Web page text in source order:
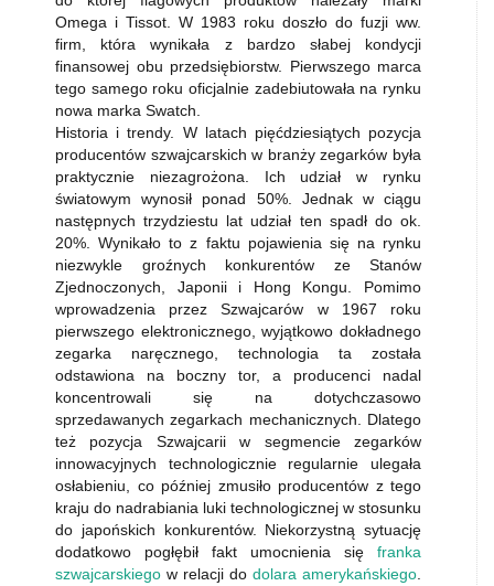
Omega i Tissot. W 1983 roku doszło do fuzji ww.
firm, która wynikała z bardzo słabej kondycji
finansowej obu przedsiębiorstw. Pierwszego marca
tego samego roku oficjalnie zadebiutowała na rynku
nowa marka Swatch.
Historia i trendy. W latach pięćdziesiątych pozycja
producentów szwajcarskich w branży zegarków była
praktycznie niezagrożona. Ich udział w rynku
światowym wynosił ponad 50%. Jednak w ciągu
następnych trzydziestu lat udział ten spadł do ok.
20%. Wynikało to z faktu pojawienia się na rynku
niezwykle groźnych konkurentów ze Stanów
Zjednoczonych, Japonii i Hong Kongu. Pomimo
wprowadzenia przez Szwajcarów w 1967 roku
pierwszego elektronicznego, wyjątkowo dokładnego
zegarka naręcznego, technologia ta została
odstawiona na boczny tor, a producenci nadal
koncentrowali się na dotychczasowo
sprzedawanych zegarkach mechanicznych. Dlatego
też pozycja Szwajcarii w segmencie zegarków
innowacyjnych technologicznie regularnie ulegała
osłabieniu, co później zmusiło producentów z tego
kraju do nadrabiania luki technologicznej w stosunku
do japońskich konkurentów. Niekorzystną sytuację
dodatkowo pogłębił fakt umocnienia się franka
szwajcarskiego w relacji do dolara amerykańskiego